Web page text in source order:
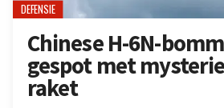
DEFENSIE
Chinese H-6N-
gespot met
raket